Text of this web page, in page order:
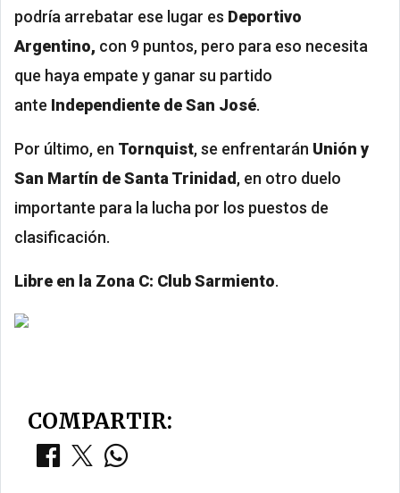
podría arrebatar ese lugar es Deportivo
Argentino, con 9 puntos, pero para eso necesita
que haya empate y ganar su partido
ante Independiente de San José.
Por último, en Tornquist, se enfrentarán Unión y
San Martín de Santa Trinidad, en otro duelo
importante para la lucha por los puestos de
clasificación.
Libre en la Zona C: Club Sarmiento.
COMPARTIR: